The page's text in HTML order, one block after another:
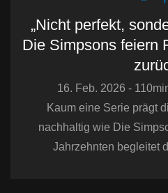
„Nicht perfekt,
Die Simpsons feiern
16. Feb. 2026 -
Kaum eine Serie prägt
nachhaltig wie Die
Jahrzehnten begleitet